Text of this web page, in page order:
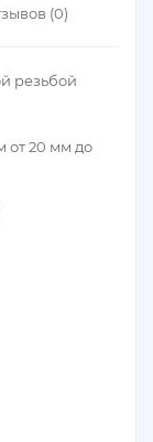
(0)
резьбой
от 20 мм до